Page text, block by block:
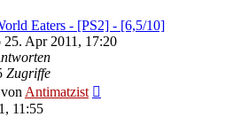
Eaters - [PS2] - [6,5/10]
25. Apr 2011, 17:20
Zugriffe
von Antimatzist
11:55